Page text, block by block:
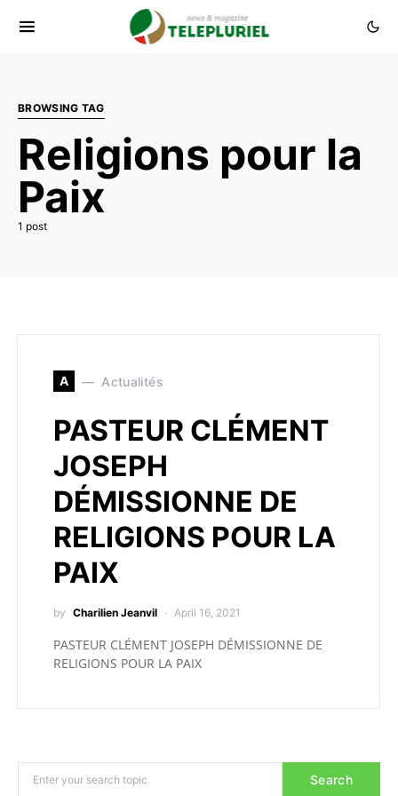
BROWSING TAG
Religions pour la
Paix
1 post
A Actualités
PASTEUR CLÉMENT
JOSEPH
DÉMISSIONNE DE
RELIGIONS POUR LA
PAIX
by Charilien Jeanvil April 16, 2021
PASTEUR CLÉMENT JOSEPH DÉMISSIONNE DE
RELIGIONS POUR LA PAIX
Search